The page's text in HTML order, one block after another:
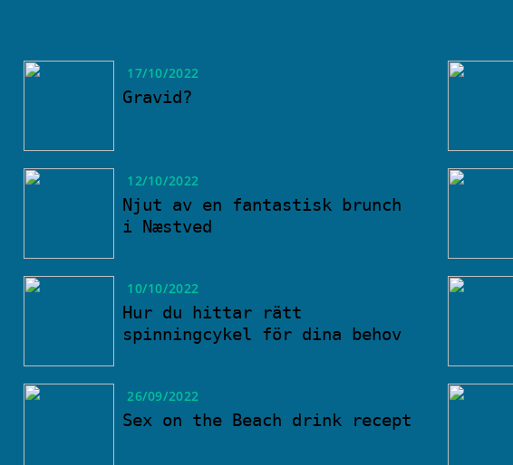
17/10/2022
Gravid?
12/10/2022
Njut av en fantastisk brunch
i Næstved
10/10/2022
Hur du hittar rätt
spinningcykel för dina behov
26/09/2022
Sex on the Beach drink recept